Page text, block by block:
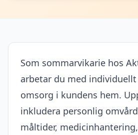
Som sommarvikarie hos
arbetar du med individuellt
omsorg i kundens hem.
inkludera personlig
måltider,